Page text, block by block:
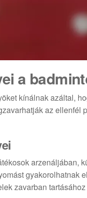
a
kínálnak azáltal,
az
arzenáljában,
gyakorolhatnak
zavarban